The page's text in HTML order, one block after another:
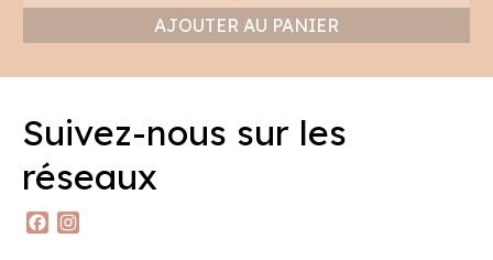
AJOUTER AU PANIER
Suivez-nous sur les
réseaux
Facebook